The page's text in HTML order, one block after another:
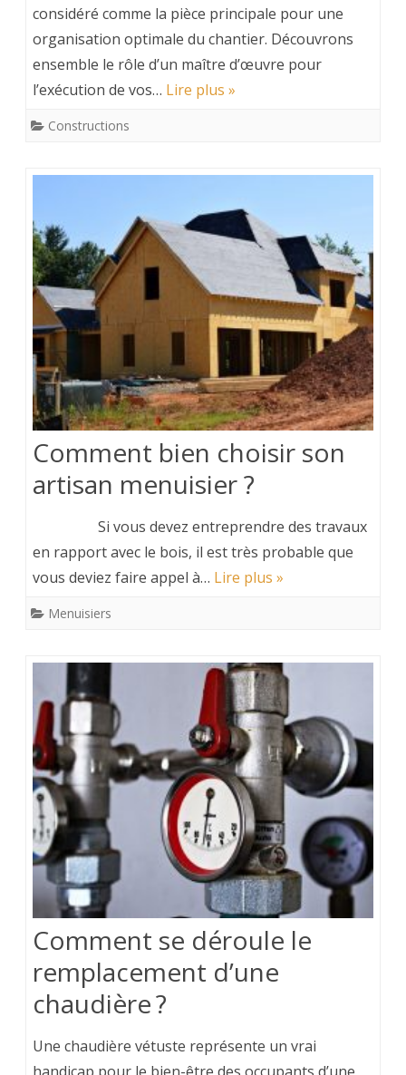
considéré comme la pièce principale pour une
organisation optimale du chantier. Découvrons
ensemble le rôle d’un maître d’œuvre pour
l’exécution de vos… Lire plus »
Constructions
Comment bien choisir son
artisan menuisier ?
Si vous devez entreprendre des travaux
en rapport avec le bois, il est très probable que
vous deviez faire appel à… Lire plus »
Menuisiers
Comment se déroule le
remplacement d’une
chaudière ?
Une chaudière vétuste représente un vrai